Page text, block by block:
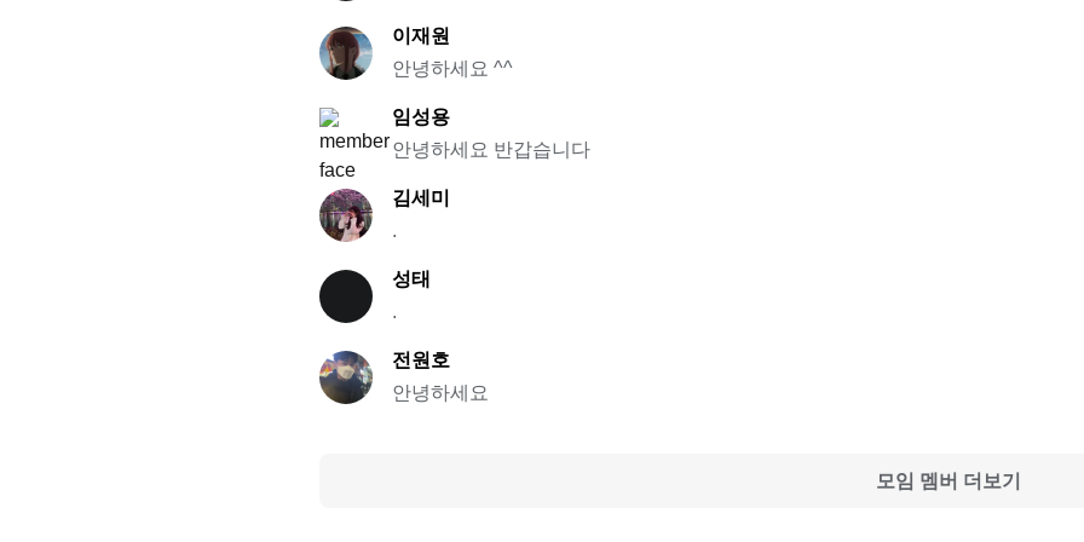
이재원
안녕하세요 ^^
임성용
안녕하세요 반갑습니다
김세미
.
성태
.
전원호
안녕하세요
모임 멤버 더보기